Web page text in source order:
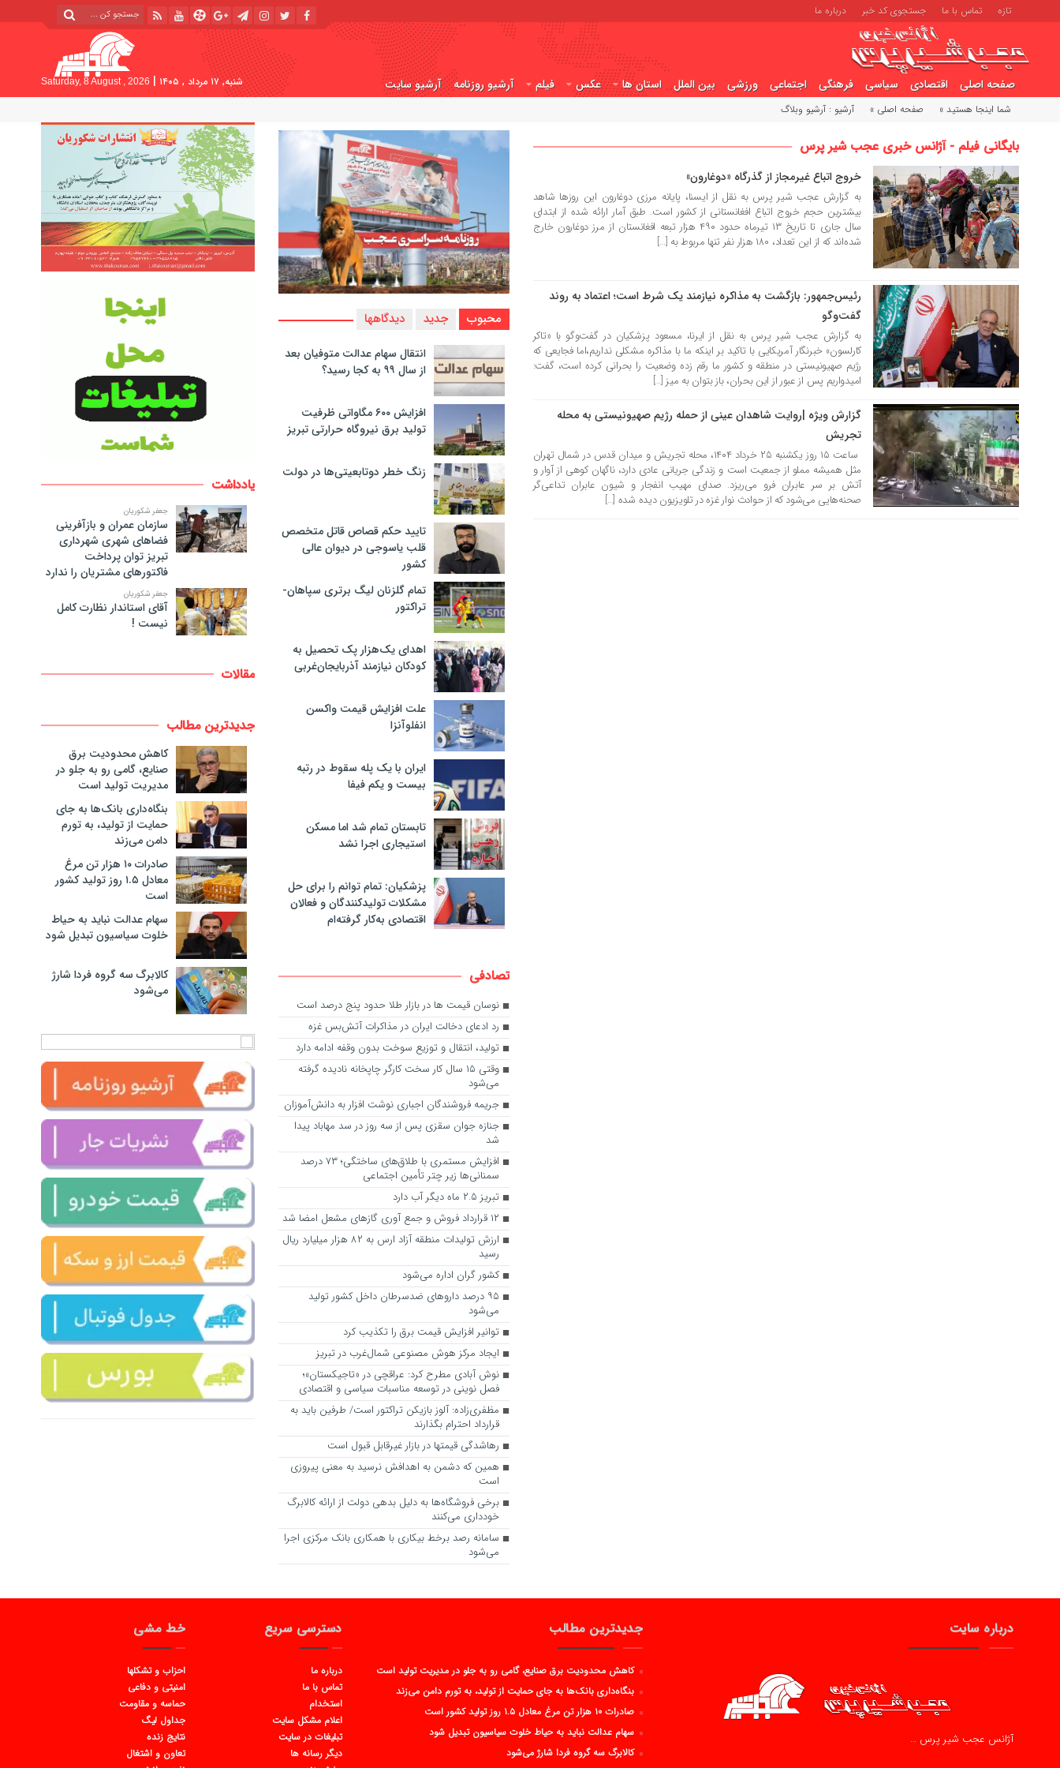
تازه تماس با ما جستجوی کد خبر درباره ما
صفحه اصلی اقتصادی سیاسی فرهنگی اجتماعی ورزشی بین الملل استان ها عکس فیلم آرشیو روزنامه آرشیو سایت شنبه, ۱۷ مرداد , ۱۴۰۵ |
Saturday, 8 August , 2026
شما اینجا هستید » صفحه اصلی » آرشیو : آرشیو وبلاگ
بایگانی فیلم - آژانس خبری عجب شیر پرس
21 تیر 1404 خروج اتباع غیرمجاز از گذرگاه «دوغارون»
به گزارش عجب شیر پرس به نقل از ایسنا، پایانه مرزی دوغارون این روزها شاهد
بیشترین حجم خروج اتباع افغانستانی از کشور است. طبق آمار ارائه شده از ابتدای
سال جاری تا تاریخ ۱۳ تیرماه حدود ۴۹۰ هزار تبعه افغانستان از مرز دوغارون خارج
شده‌اند که از این تعداد، ۱۸۰ هزار نفر تنها مربوط به […]
رئیس‌جمهور: بازگشت به مذاکره نیازمند یک شرط است؛ اعتماد به روند
گفت‌وگو
به گزارش عجب شیر پرس به نقل از ایرنا، مسعود پزشکیان در گفت‌وگو با «تاکر
کارلسون» خبرنگار آمریکایی با تاکید بر اینکه ما با مذاکره مشکلی نداریم،اما فجایعی که
رژیم صهیونیستی در منطقه و کشور ما رقم زده وضعیت را بحرانی کرده است، گفت:
امیدواریم پس از عبور از این بحران، باز بتوان به میز […]
گزارش ویژه |روایت شاهدان عینی از حمله رژیم صهیونیستی به محله
تجریش
ساعت ۱۵ روز یکشنبه ۲۵ خرداد ۱۴۰۴، محله تجریش و میدان قدس در شمال تهران
مثل همیشه مملو از جمعیت است و زندگی جریانی عادی دارد، ناگهان کوهی از آوار و
آتش بر سر عابران فرو می‌ریزد. صدای مهیب انفجار و شیون عابران تداعی‌گر
صحنه‌هایی می‌شود که از حوادث نوار غزه در تلویزیون دیده شده […]
محبوب جدید دیدگاهها
انتقال سهام عدالت متوفیان بعد
از سال ۹۹ به کجا رسید؟
افزایش ۶۰۰ مگاواتی ظرفیت
تولید برق نیروگاه حرارتی تبریز
زنگ خطر دوتابعیتی‌ها در دولت
تایید حکم قصاص قاتل متخصص
قلب یاسوجی در دیوان عالی
کشور
تمام گلزنان لیگ‌ برتری سپاهان-
تراکتور
اهدای یک‌هزار پک تحصیل به
کودکان نیازمند آذربایجان‌غربی
علت افزایش قیمت واکسن
انفلوآنزا
ایران با یک پله سقوط در رتبه
بیست و یکم فیفا
تابستان تمام شد اما مسکن
استیجاری اجرا نشد
پزشکیان: تمام توانم را برای حل
مشکلات تولیدکنندگان و فعالان
اقتصادی به‌کار گرفته‌ام
تصادفی
نوسان قیمت ها در بازار طلا حدود پنج درصد است
رد ادعای دخالت ایران در مذاکرات آتش‌بس غزه
تولید، انتقال و توزیع سوخت بدون وقفه ادامه دارد
وقتی ۱۵ سال کار سخت کارگر چاپخانه نادیده گرفته
می‌شود
جریمه فروشندگان اجباری نوشت افزار به دانش‌آموزان
جنازه جوان سقزی پس از سه روز در سد مهاباد پیدا
شد
افزایش مستمری با طلاق‌های ساختگی؛ ۷۳ درصد
سمنانی‌ها زیر چتر تأمین اجتماعی
تبریز ۲.۵ ماه دیگر آب دارد
۱۲ قرارداد فروش و جمع آوری گازهای مشعل امضا شد
ارزش تولیدات منطقه آزاد ارس به ۸۲ هزار میلیارد ریال
رسید
کشور گران اداره می‌شود
۹۵ درصد دارو‌های ضدسرطان داخل کشور تولید
می‌شود
توانیر افزایش قیمت برق را تکذیب کرد
ایجاد مرکز هوش مصنوعی شمال‌غرب در تبریز
نوش آبادی مطرح کرد: عراقچی در «تاجیکستان»؛
فصل نوینی در توسعه مناسبات سیاسی و اقتصادی
مظفری‌زاده: آلوز بازیکن تراکتور است/ طرفین باید به
قرارداد احترام بگذارند
رهاشدگی قیمتها در بازار غیرقابل قبول است
همین که دشمن به اهدافش نرسید به معنی پیروزی
است
برخی فروشگاه‌ها به دلیل بدهی دولت از ارائه کالابرگ
خودداری می‌کنند
سامانه رصد برخط بیکاری با همکاری بانک مرکزی اجرا
می‌شود
یادداشت
جعفر شکوریان
سازمان عمران و بازآفرینی
فضاهای شهری شهرداری
تبریز توان پرداخت
فاکتورهای مشتریان را ندارد
جعفر شکوریان
آقای استاندار نظارت کامل
نیست !
مقالات
جدیدترین مطالب
کاهش محدودیت برق
صنایع، گامی رو به جلو در
مدیریت تولید است
بنگاه‌داری بانک‌ها به جای
حمایت از تولید، به تورم
دامن می‌زند
صادرات ۱۰ هزار تن مرغ
معادل ۱.۵ روز تولید کشور
است
سهام عدالت نباید به حیاط
خلوت سیاسیون تبدیل شود
کالابرگ سه گروه فردا شارژ
می‌شود
درباره سایت
آژانس عجب شیر پرس …
جدیدترین مطالب
کاهش محدودیت برق صنایع، گامی رو به جلو در مدیریت تولید است
بنگاه‌داری بانک‌ها به جای حمایت از تولید، به تورم دامن می‌زند
صادرات ۱۰ هزار تن مرغ معادل ۱.۵ روز تولید کشور است
سهام عدالت نباید به حیاط خلوت سیاسیون تبدیل شود
کالابرگ سه گروه فردا شارژ می‌شود
دسترسی سریع
درباره ما
تماس با ما
استخدام
اعلام مشکل سایت
تبلیغات در سایت
دیگر رسانه ها
خط مشی
احزاب و تشکلها
امنیتی و دفاعی
حماسه و مقاومت
جداول لیگ
نتایج زنده
تعاون و اشتغال